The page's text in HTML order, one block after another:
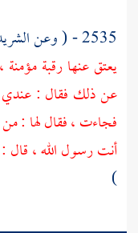
2535 - ( وعن
يعتق عنها رقبة
عن ذلك فقال : عندي
فجاءت ، فقال لها :
أنت رسول الله ، قال :
)